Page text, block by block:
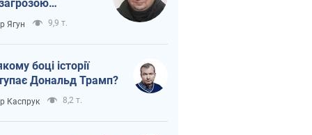
логістика
Ягун 9,9 т.
боці історії
Дональд Трамп?
Каспрук 8,2 т.